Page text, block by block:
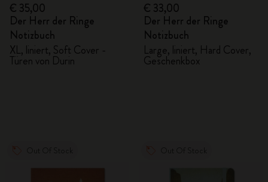
€ 35,00
Der Herr der Ringe
Notizbuch
XL, liniert, Soft Cover -
Türen von Durin
€ 33,00
Der Herr der Ringe
Notizbuch
Large, liniert, Hard Cover,
Geschenkbox